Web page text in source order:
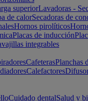
superiorLavadoras -
de calorSecadoras de
Hornos pirolíticos
Placas de inducción
integrables
CafeterasPlanchas
Calefactores
Cuidado dentalSalud y